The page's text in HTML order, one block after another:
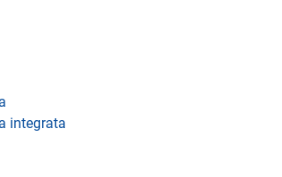
integrata